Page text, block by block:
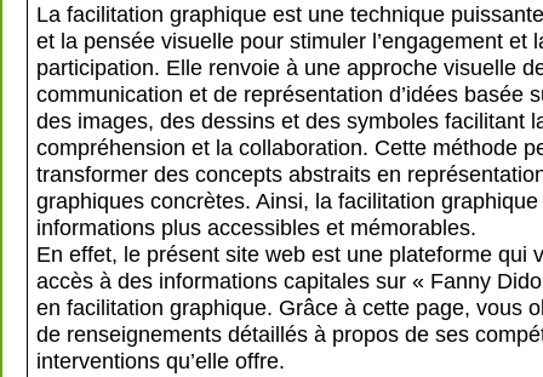
La facilitation graphique est une technique
et la pensée visuelle pour stimuler l’engagement et
participation. Elle renvoie à une approche visuelle
communication et de représentation d’idées basée
des images, des dessins et des symboles facilitant
compréhension et la collaboration. Cette méthode
transformer des concepts abstraits en
graphiques concrètes. Ainsi, la facilitation
informations plus accessibles et mémorables.
En effet, le présent site web est une plateforme qui
accès à des informations capitales sur « Fanny
en facilitation graphique. Grâce à cette page, vous
de renseignements détaillés à propos de ses
interventions qu’elle offre.